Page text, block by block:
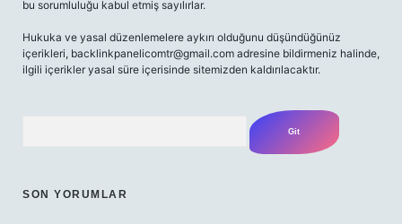
bu sorumluluğu kabul etmiş sayılırlar.
Hukuka ve yasal düzenlemelere aykırı olduğunu düşündüğünüz
içerikleri, backlinkpanelicomtr@gmail.com adresine bildirmeniz halinde,
ilgili içerikler yasal süre içerisinde sitemizden kaldırılacaktır.
SON YORUMLAR